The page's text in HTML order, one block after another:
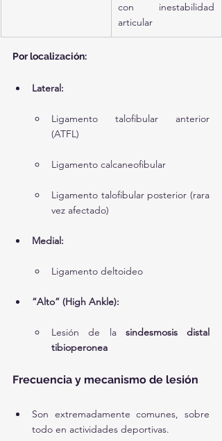
con inestabilidad
articular
Por localización:
Lateral:
Ligamento talofibular anterior
(ATFL)
Ligamento calcaneofibular
Ligamento talofibular posterior (rara
vez afectado)
Medial:
Ligamento deltoideo
“Alto” (High Ankle):
Lesión de la sindesmosis distal
tibioperonea
Frecuencia y mecanismo de lesión
Son extremadamente comunes, sobre
todo en actividades deportivas.